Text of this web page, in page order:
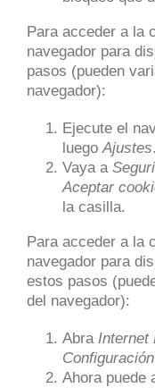
Para acceder a la
navegador para
pasos (pueden
navegador):
Ejecute el
luegoAjustes.
Vaya a
Aceptar
la casilla.
Para acceder a la
navegador para
estos pasos
del navegador):
Abra Internet
Configuración
Ahora puede